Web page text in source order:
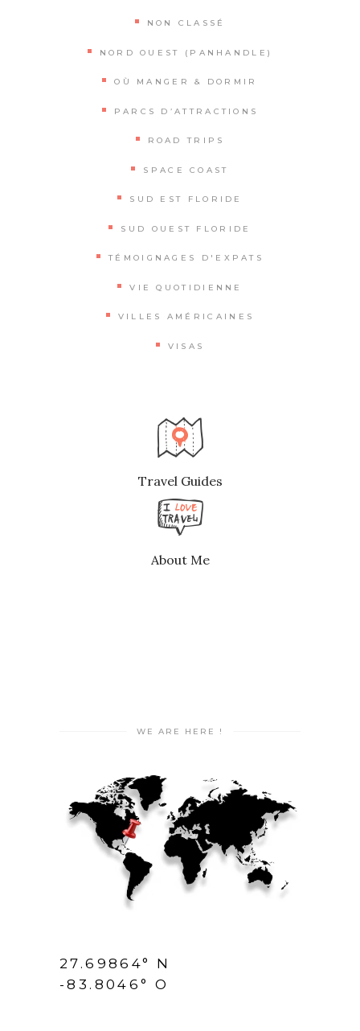
NON CLASSÉ
NORD OUEST (PANHANDLE)
OÙ MANGER & DORMIR
PARCS D’ATTRACTIONS
ROAD TRIPS
SPACE COAST
SUD EST FLORIDE
SUD OUEST FLORIDE
TÉMOIGNAGES D'EXPATS
VIE QUOTIDIENNE
VILLES AMÉRICAINES
VISAS
Travel Guides
About Me
WE ARE HERE !
27.69864° N
-83.8046° O